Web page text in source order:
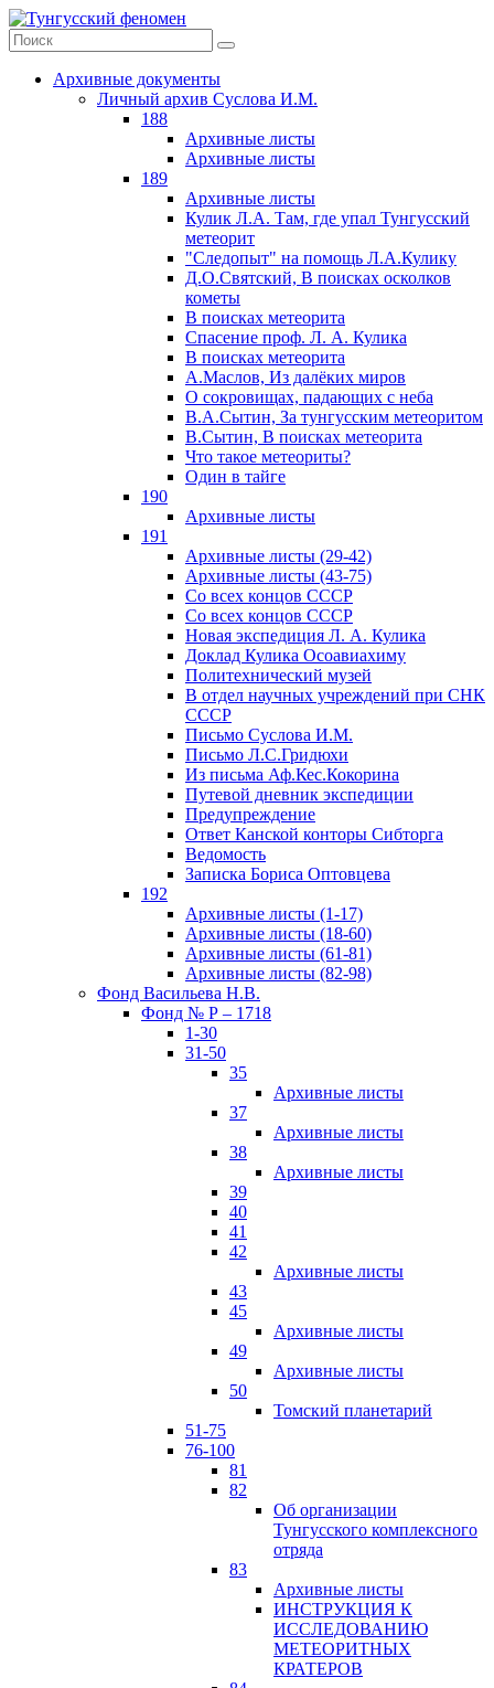
Архивные документы
Личный архив Суслова И.М.
188
Архивные листы
Архивные листы
189
Архивные листы
Кулик Л.А. Там, где упал Тунгусский
метеорит
"Следопыт" на помощь Л.А.Кулику
Д.О.Святский, В поисках осколков
кометы
В поисках метеорита
Спасение проф. Л. А. Кулика
В поисках метеорита
А.Маслов, Из далёких миров
О сокровищах, падающих с неба
В.А.Сытин, За тунгусским метеоритом
В.Сытин, В поисках метеорита
Что такое метеориты?
Один в тайге
190
Архивные листы
191
Архивные листы (29-42)
Архивные листы (43-75)
Со всех концов СССР
Со всех концов СССР
Новая экспедиция Л. А. Кулика
Доклад Кулика Осоавиахиму
Политехнический музей
В отдел научных учреждений при СНК
СССР
Письмо Суслова И.М.
Письмо Л.С.Гридюхи
Из письма Аф.Кес.Кокорина
Путевой дневник экспедиции
Предупреждение
Ответ Канской конторы Сибторга
Ведомость
Записка Бориса Оптовцева
192
Архивные листы (1-17)
Архивные листы (18-60)
Архивные листы (61-81)
Архивные листы (82-98)
Фонд Васильева Н.В.
Фонд № Р – 1718
1-30
31-50
35
Архивные листы
37
Архивные листы
38
Архивные листы
39
40
41
42
Архивные листы
43
45
Архивные листы
49
Архивные листы
50
Томский планетарий
51-75
76-100
81
82
Об организации
Тунгусского комплексного
отряда
83
Архивные листы
ИНСТРУКЦИЯ К
ИССЛЕДОВАНИЮ
МЕТЕОРИТНЫХ
КРАТЕРОВ